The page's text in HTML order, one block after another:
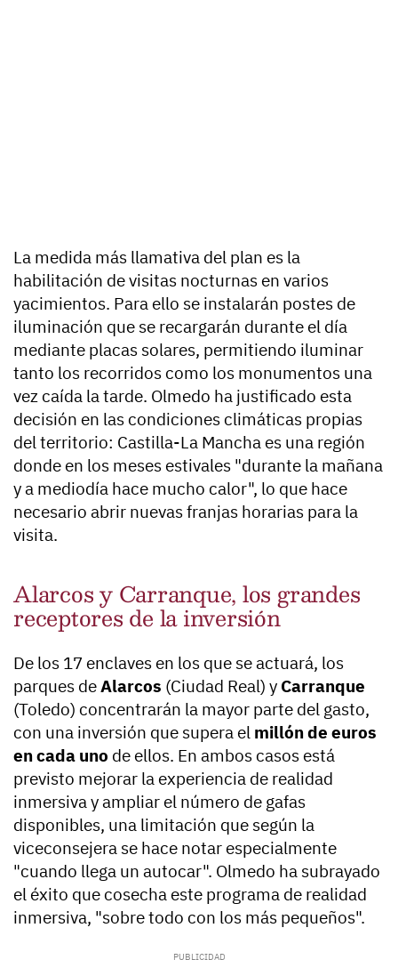
La medida más llamativa del plan es la
habilitación de visitas nocturnas en varios
yacimientos. Para ello se instalarán postes de
iluminación que se recargarán durante el día
mediante placas solares, permitiendo iluminar
tanto los recorridos como los monumentos una
vez caída la tarde. Olmedo ha justificado esta
decisión en las condiciones climáticas propias
del territorio: Castilla-La Mancha es una región
donde en los meses estivales "durante la mañana
y a mediodía hace mucho calor", lo que hace
necesario abrir nuevas franjas horarias para la
visita.
Alarcos y Carranque, los grandes
receptores de la inversión
De los 17 enclaves en los que se actuará, los
parques deAlarcos (Ciudad Real) y Carranque
(Toledo) concentrarán la mayor parte del gasto,
con una inversión que supera el millón de euros
en cada uno de ellos. En ambos casos está
previsto mejorar la experiencia de realidad
inmersiva y ampliar el número de gafas
disponibles, una limitación que según la
viceconsejera se hace notar especialmente
"cuando llega un autocar". Olmedo ha subrayado
el éxito que cosecha este programa de realidad
inmersiva, "sobre todo con los más pequeños".